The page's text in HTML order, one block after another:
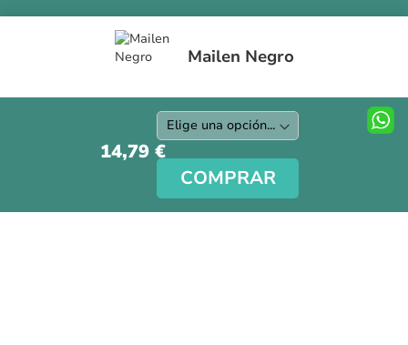
Mailen Negro
14,79 €
COMPRAR
Formas y gastos de envíos
Protección a Compradores
Nuestra Tienda
Síguenos en nuestras redes sociales